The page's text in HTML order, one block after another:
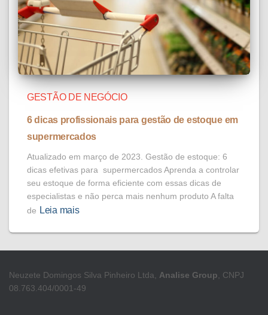
GESTÃO DE NEGÓCIO
6 dicas profissionais para gestão de estoque em
supermercados
Atualizado em março de 2023. Gestão de estoque: 6
dicas efetivas para supermercados Aprenda a controlar
seu estoque de forma eficiente com essas dicas de
especialistas e não perca mais nenhum produto A falta
de Leia mais
Neuzete Domingos Silva Pinheiro Ltda, Analise Group, CNPJ
08.763.404/0001-49